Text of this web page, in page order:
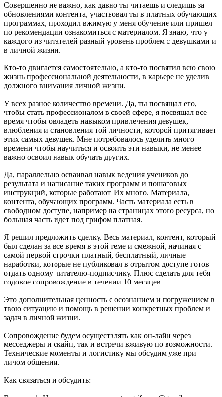
Совершенно не важно, как давно ты читаешь и следишь за
обновлениями контента, участвовал ты в платных обучающих
программах, проходил вжимую у меня обучение или пришел
по рекомендации ознакомиться с материалом. Я знаю, что у
каждого из читателей разный уровень проблем с девушками и
в личной жизни.
Кто-то двигается самостоятельно, а кто-то посвятил всю свою
жизнь профессиональной деятельности, в карьере не уделив
должного внимания личной жизни.
У всех разное количество времени. Да, ты посвящал его,
чтобы стать профессионалом в своей сфере, я посвящал все
время чтобы овладеть навыком привлечения девушек,
влюбления и становления той личности, которой притягивает
этих самых девушек. Мне потребовалось уделить много
времени чтобы научиться и освоить эти навыки, не менее
важно освоил навык обучать других.
Да, параллельно осваивал навык ведения учеников до
результата и написание таких программ и пошаговых
инструкций, которые работают. Их много. Материала,
контента, обучающих программ. Часть материала есть в
свободном доступе, например на страницах этого ресурса, но
большая часть идет под грифом платная.
Я решил предложить сделку. Весь материал, контент, который
был сделан за все время в этой теме и смежной, начиная с
самой первой строчки платный, бесплатный, личные
наработки, которые не публиковал в отрытом доступе готов
отдать одному читателю-подписчику. Плюс сделать для тебя
годовое сопровождение в течении 10 месяцев.
Это дополнительная ценность с осознанием и погружением в
твою ситуацию и помощь в решении конкретных проблем и
задач в личной жизни.
Сопровождение будем осуществлять как он-лайн через
месседжеры и скайп, так и встречи вживую по возможности.
Технические моменты и логистику мы обсудим уже при
личом общении.
Как связаться и обсудить: